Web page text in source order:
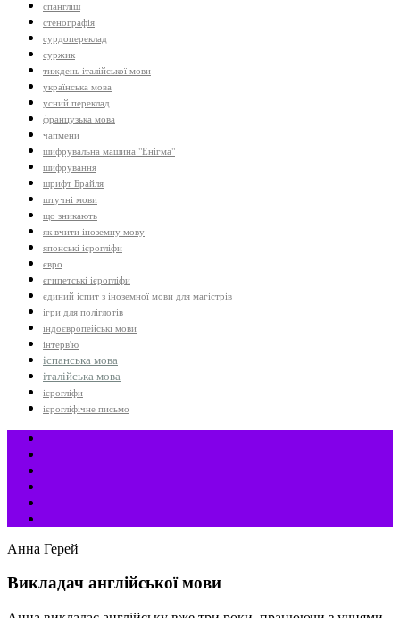
спангліш
стенографія
сурдопереклад
суржик
тиждень італійської мови
українська мова
усний переклад
французька мова
чапмени
шифрувальна машина "Енігма"
шифрування
шрифт Брайля
штучні мови
що зникають
як вчити іноземну мову
японські ієрогліфи
євро
єгипетські ієрогліфи
єдиний іспит з іноземної мови для магістрів
ігри для поліглотів
індоєвропейські мови
інтерв'ю
іспанська мова
італійська мова
ієрогліфи
ієрогліфічне письмо
Анна Герей
Викладач англійської мови